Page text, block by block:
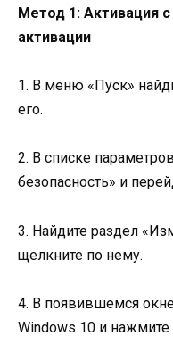
Метод 1: Активация
активации
1. В меню «Пуск»
его.
2. В списке
безопасность» и
3. Найдите раздел
щелкните по нему.
4. В появившемся
Windows 10 и нажмите